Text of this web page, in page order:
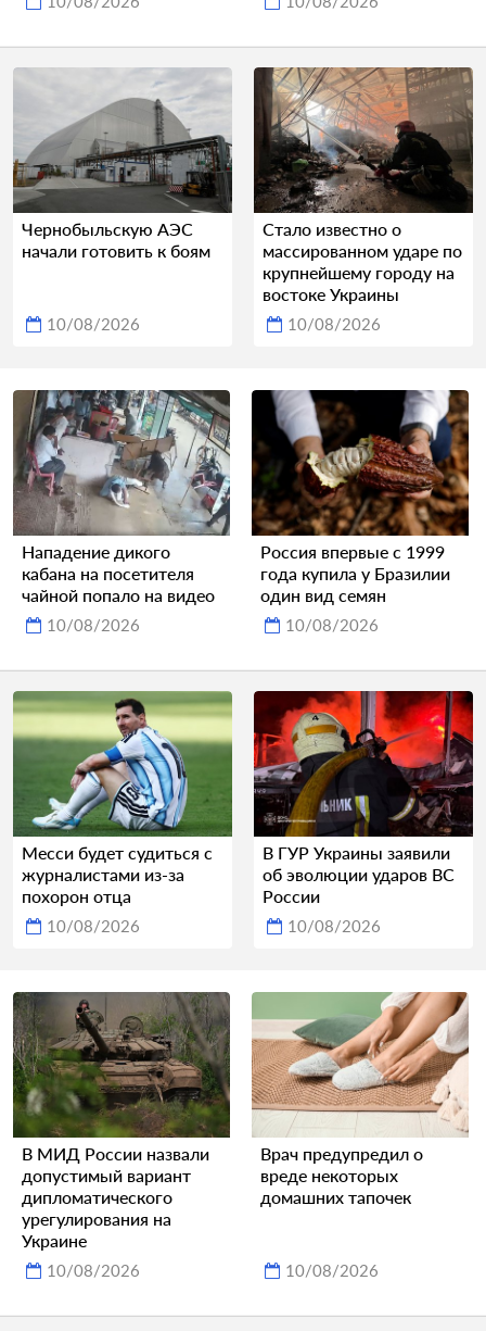
Чернобыльскую АЭС
начали готовить к боям
10/08/2026
Стало известно о
массированном ударе по
крупнейшему городу на
востоке Украины
10/08/2026
Нападение дикого
кабана на посетителя
чайной попало на видео
10/08/2026
Россия впервые с 1999
года купила у Бразилии
один вид семян
10/08/2026
Месси будет судиться с
журналистами из-за
похорон отца
10/08/2026
В ГУР Украины заявили
об эволюции ударов ВС
России
10/08/2026
В МИД России назвали
допустимый вариант
дипломатического
урегулирования на
Украине
10/08/2026
Врач предупредил о
вреде некоторых
домашних тапочек
10/08/2026